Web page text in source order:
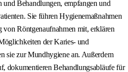
und Behandlungen, empfangen und
Sie führen Hygienemaßnahmen
Röntgenaufnahmen mit, erklären
der Karies- und
sie zur Mundhygiene an. Außerdem
dokumentieren Behandlungsabläufe für